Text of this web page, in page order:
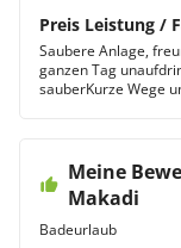
Preis Leistung /
Saubere Anlage,
ganzen Tag
sauberKurze Wege
Meine
Makadi
Badeurlaub